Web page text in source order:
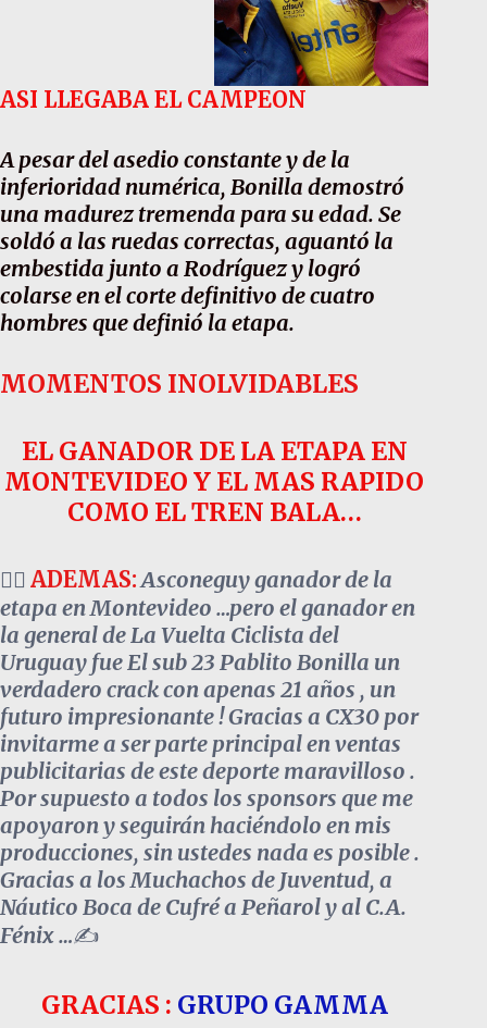
ASI LLEGABA EL CAMPEON
A pesar del asedio constante y de la
inferioridad numérica, Bonilla demostró
una madurez tremenda para su edad. Se
soldó a las ruedas correctas, aguantó la
embestida junto a Rodríguez y logró
colarse en el corte definitivo de cuatro
hombres que definió la etapa.
MOMENTOS INOLVIDABLES
EL GANADOR DE LA ETAPA EN
MONTEVIDEO Y EL MAS RAPIDO
COMO EL TREN BALA…
🚴‍♀️ ADEMAS: Asconeguy ganador de la
etapa en Montevideo …pero el ganador en
la general de La Vuelta Ciclista del
Uruguay fue El sub 23 Pablito Bonilla un
verdadero crack con apenas 21 años , un
futuro impresionante ! Gracias a CX30 por
invitarme a ser parte principal en ventas
publicitarias de este deporte maravilloso .
Por supuesto a todos los sponsors que me
apoyaron y seguirán haciéndolo en mis
producciones, sin ustedes nada es posible .
Gracias a los Muchachos de Juventud, a
Náutico Boca de Cufré a Peñarol y al C.A.
Fénix …✍️
GRACIAS : GRUPO GAMMA